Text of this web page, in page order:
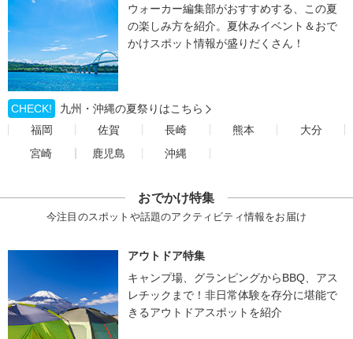
ウォーカー編集部がおすすめする、この夏
の楽しみ方を紹介。夏休みイベント＆おで
かけスポット情報が盛りだくさん！
CHECK!
九州・沖縄の夏祭りはこちら
福岡
佐賀 長崎 熊本
大分
宮崎
鹿児島 沖縄
おでかけ特集
今注目のスポットや話題のアクティビティ情報をお届け
アウトドア特集
キャンプ場、グランピングからBBQ、アス
レチックまで！非日常体験を存分に堪能で
きるアウトドアスポットを紹介